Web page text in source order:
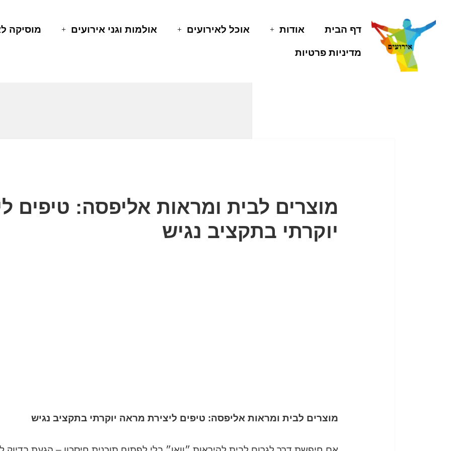
דף הבית אודות אוכל לאירועים אולמות וגני אירועים מוסיקה
מדיניות פרטיות
מוצרים לבית ומראות אליפסה: טיפים
יוקרתי בתקציב נגיש
מוצרים לבית ומראות אליפסה: טיפים ליצירת מראה יוקרתי בתקציב נגיש